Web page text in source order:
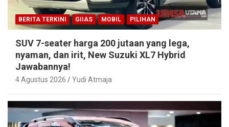
BERITA TERKINI GIIAS MOBIL PILIHAN
SUV 7-seater harga 200 jutaan yang lega,
nyaman, dan irit, New Suzuki XL7 Hybrid
Jawabannya!
4 Agustus 2026 Yudi Atmaja